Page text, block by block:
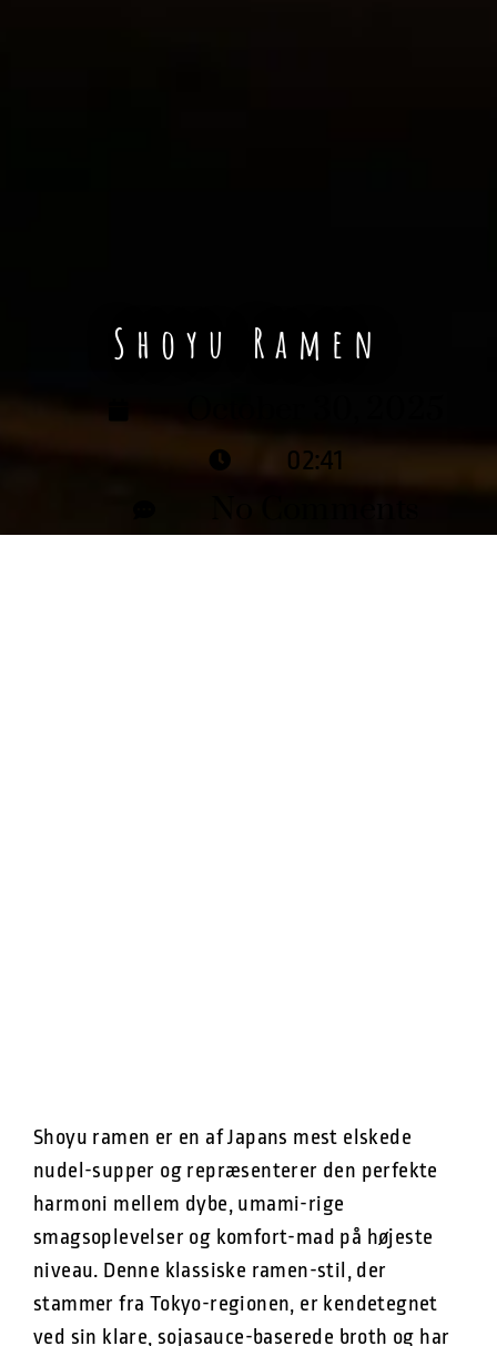
Shoyu Ramen
02:41
Shoyu ramen er en af Japans mest elskede
nudel-supper og repræsenterer den perfekte
harmoni mellem dybe, umami-rige
smagsoplevelser og komfort-mad på højeste
niveau. Denne klassiske ramen-stil, der
stammer fra Tokyo-regionen, er kendetegnet
ved sin klare, sojasauce-baserede broth og har